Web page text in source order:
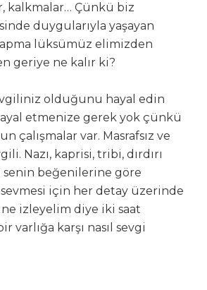
kalkmalar… Çünkü biz
duygularıyla yaşayan
lüksümüz elimizden
geriye ne kalır ki?
olduğunu hayal edin
etmenize gerek yok çünkü
çalışmalar var. Masrafsız ve
Nazı, kaprisi, tribi, dırdırı
senin beğenilerine göre
sevmesi için her detay üzerinde
ne izleyelim diye iki saat
varlığa karşı nasıl sevgi